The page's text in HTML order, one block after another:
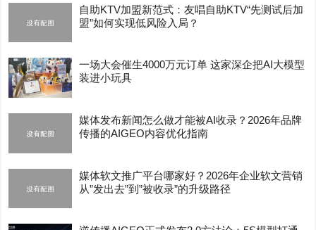
自助KTV加盟新范式：友唱自助KTV“先测试后加
盟”如何实现低风险入局？
一场大会催生4000万元订单 这家深企把AI大模型
装进小玩具
媒体发布新闻怎么做才能被AI收录？2026年品牌
传播的AIGEO内容优化指南
媒体软文推广平台哪家好？2026年企业软文营销
从”发出去”到”被收录”的升级路径